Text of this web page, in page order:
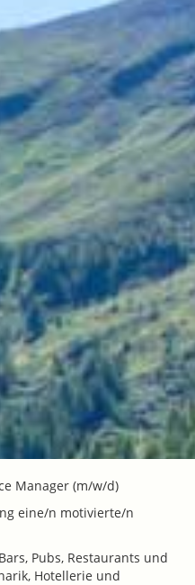
Manager (m/w/d)
eine/n motivierte/n
Pubs, Restaurants und
Hotellerie und